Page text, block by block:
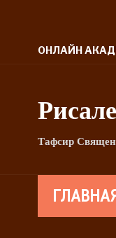
ОНЛАЙН
Тафсир
ГЛАВНАЯ